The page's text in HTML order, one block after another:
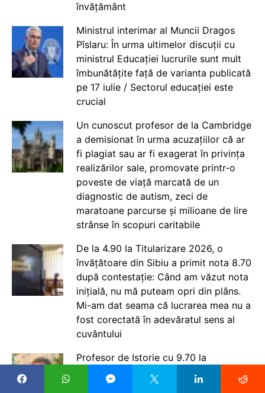
învățământ
Ministrul interimar al Muncii Dragos
Pîslaru: În urma ultimelor discuții cu
ministrul Educației lucrurile sunt mult
îmbunătățite față de varianta publicată
pe 17 iulie / Sectorul educației este
crucial
Un cunoscut profesor de la Cambridge
a demisionat în urma acuzațiilor că ar
fi plagiat sau ar fi exagerat în privința
realizărilor sale, promovate printr-o
poveste de viață marcată de un
diagnostic de autism, zeci de
maratoane parcurse și milioane de lire
strânse în scopuri caritabile
De la 4.90 la Titularizare 2026, o
învățătoare din Sibiu a primit nota 8.70
după contestație: Când am văzut nota
inițială, nu mă puteam opri din plâns.
Mi-am dat seama că lucrarea mea nu a
fost corectată în adevăratul sens al
cuvântului
Profesor de Istorie cu 9.70 la
Titularizare 2026: Nu prea sunt mari
așteptările. Din păcate nu sunt posturi